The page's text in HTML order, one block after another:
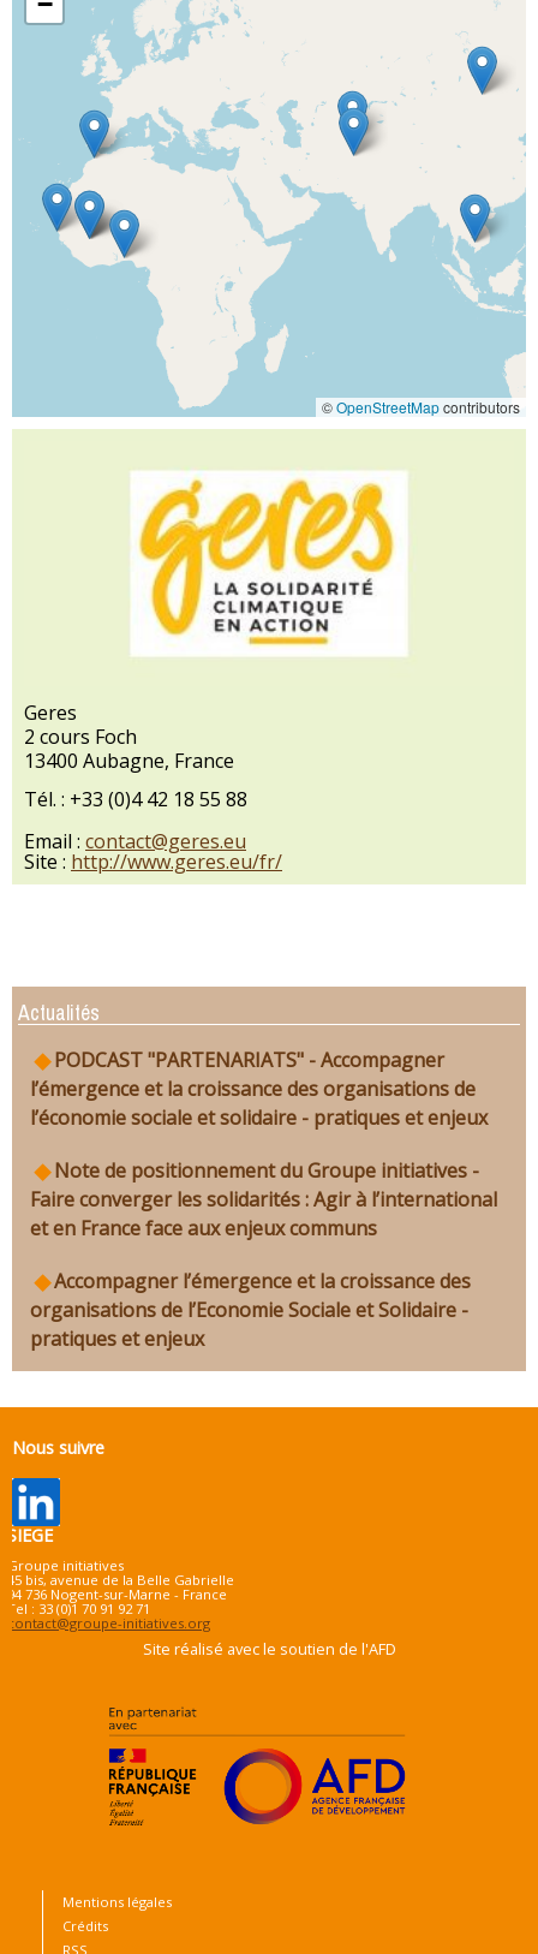
©OpenStreetMapcontributors
Geres
2 cours Foch
13400 Aubagne, France
Tél. : +33 (0)4 42 18 55 88
Email : contact@geres.eu
Site : http://www.geres.eu/fr/
Actualités
PODCAST "PARTENARIATS" - Accompagner
l’émergence et la croissance des organisations de
l’économie sociale et solidaire - pratiques et enjeux
Note de positionnement du Groupe initiatives -
Faire converger les solidarités : Agir à l’international
et en France face aux enjeux communs
Accompagner l’émergence et la croissance des
organisations de l’Economie Sociale et Solidaire -
pratiques et enjeux
Nous suivre
SIEGE
Groupe initiatives
45 bis, avenue de la Belle Gabrielle
94 736 Nogent-sur-Marne - France
Tel : 33 (0)1 70 91 92 71
contact@groupe-initiatives.org
Site réalisé avec le soutien de l'AFD
Mentions légales
Crédits
RSS